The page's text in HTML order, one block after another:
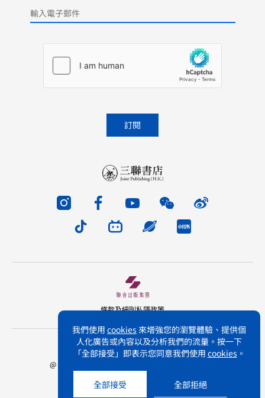
我們使用 cookies 來增強您的瀏覽體驗、提供個
人化廣告或內容以及分析我們的流量。按一下
「全部接受」即表示您同意我們使用 cookies 。
全部接受 全部拒絕
版權所有 不得轉載 三聯書店(香港)有限公司
@ Joint Publishing (Hong Kong) Company Limited.
All rights reserved.
條款及細則私隱政策